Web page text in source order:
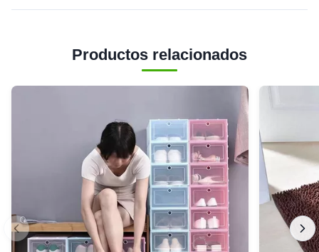
Productos relacionados